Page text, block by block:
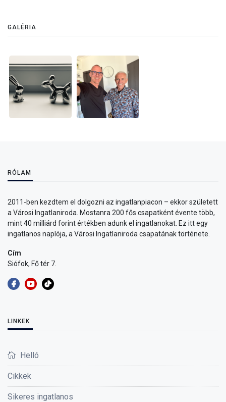
GALÉRIA
RÓLAM
2011-ben kezdtem el dolgozni az ingatlanpiacon – ekkor született
a Városi Ingatlaniroda. Mostanra 200 fős csapatként évente több,
mint 40 milliárd forint értékben adunk el ingatlanokat. Ez itt egy
ingatlanos naplója, a Városi Ingatlaniroda csapatának története.
Cím
Siófok, Fő tér 7.
LINKEK
Helló
Cikkek
Sikeres ingatlanos